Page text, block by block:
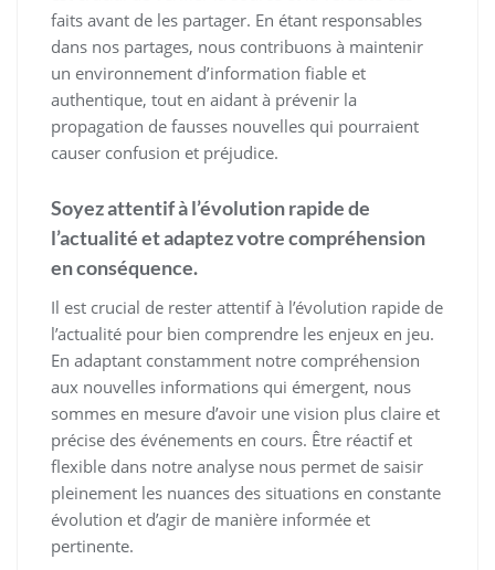
faits avant de les partager. En étant responsables
dans nos partages, nous contribuons à maintenir
un environnement d’information fiable et
authentique, tout en aidant à prévenir la
propagation de fausses nouvelles qui pourraient
causer confusion et préjudice.
Soyez attentif à l’évolution rapide de
l’actualité et adaptez votre compréhension
en conséquence.
Il est crucial de rester attentif à l’évolution rapide de
l’actualité pour bien comprendre les enjeux en jeu.
En adaptant constamment notre compréhension
aux nouvelles informations qui émergent, nous
sommes en mesure d’avoir une vision plus claire et
précise des événements en cours. Être réactif et
flexible dans notre analyse nous permet de saisir
pleinement les nuances des situations en constante
évolution et d’agir de manière informée et
pertinente.